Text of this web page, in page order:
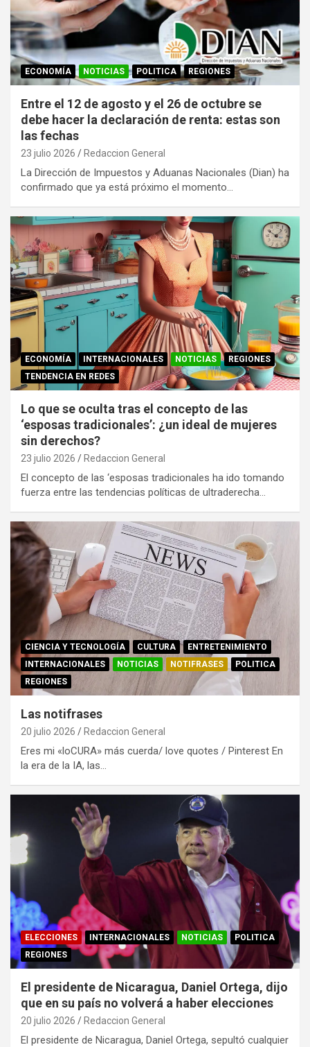
ECONOMÍA NOTICIAS POLITICA REGIONES
Entre el 12 de agosto y el 26 de octubre se
debe hacer la declaración de renta: estas son
las fechas
23 julio 2026 Redaccion General
La Dirección de Impuestos y Aduanas Nacionales (Dian) ha
confirmado que ya está próximo el momento…
ECONOMÍA INTERNACIONALES NOTICIAS
REGIONES
TENDENCIA EN REDES
Lo que se oculta tras el concepto de las
‘esposas tradicionales’: ¿un ideal de mujeres
sin derechos?
23 julio 2026 Redaccion General
El concepto de las ‘esposas tradicionales ha ido tomando
fuerza entre las tendencias políticas de ultraderecha…
CIENCIA Y TECNOLOGÍA CULTURA
ENTRETENIMIENTO
INTERNACIONALES
NOTICIAS NOTIFRASES
POLITICA
REGIONES
Las notifrases
20 julio 2026 Redaccion General
Eres mi «loCURA» más cuerda/ love quotes / Pinterest En
la era de la IA, las…
ELECCIONES INTERNACIONALES NOTICIAS
POLITICA
REGIONES
El presidente de Nicaragua, Daniel Ortega, dijo
que en su país no volverá a haber elecciones
20 julio 2026 Redaccion General
El presidente de Nicaragua, Daniel Ortega, sepultó cualquier